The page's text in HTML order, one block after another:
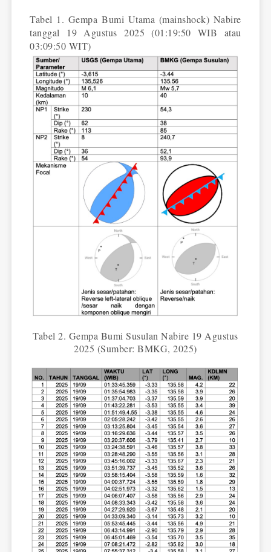
Tabel 1. Gempa Bumi Utama (mainshock) Nabire
tanggal 19 Agustus 2025 (01:19:50 WIB atau
03:09:50 WIT)
Tabel 2. Gempa Bumi Susulan Nabire 19 Agustus
2025 (Sumber: BMKG, 2025)